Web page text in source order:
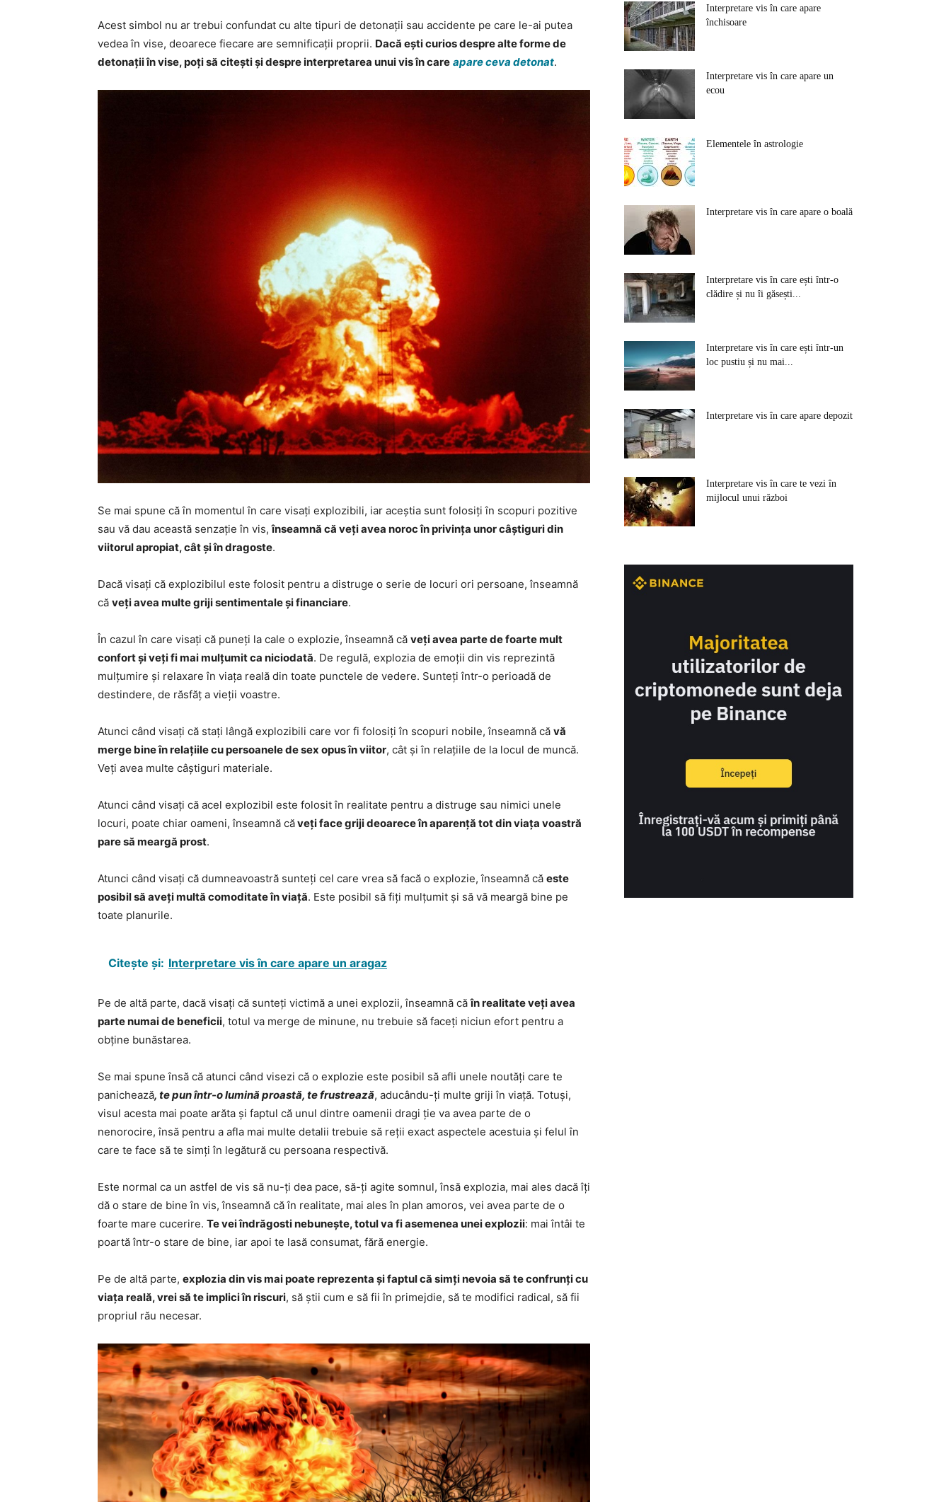
Acest simbol nu ar trebui confundat cu alte tipuri de detonații sau accidente pe care le-ai putea
vedea în vise, deoarece fiecare are semnificații proprii. Dacă ești curios despre alte forme de
detonații în vise, poți să citești și despre interpretarea unui vis în care apare ceva detonat.
Se mai spune că în momentul în care visați explozibili, iar aceștia sunt folosiți în scopuri pozitive
sau vă dau această senzație în vis,înseamnă că veți avea noroc în privința unor câștiguri din
viitorul apropiat, cât și în dragoste.
Dacă visați că explozibilul este folosit pentru a distruge o serie de locuri ori persoane, înseamnă
că veți avea multe griji sentimentale și financiare.
În cazul în care visați că puneți la cale o explozie, înseamnă că veți avea parte de foarte mult
confort și veți fi mai mulțumit ca niciodată. De regulă, explozia de emoții din vis reprezintă
mulțumire și relaxare în viața reală din toate punctele de vedere. Sunteți într-o perioadă de
destindere, de răsfăț a vieții voastre.
Atunci când visați că stați lângă explozibili care vor fi folosiți în scopuri nobile, înseamnă că vă
merge bine în relațiile cu persoanele de sex opus în viitor, cât și în relațiile de la locul de muncă.
Veți avea multe câștiguri materiale.
Atunci când visați că acel explozibil este folosit în realitate pentru a distruge sau nimici unele
locuri, poate chiar oameni, înseamnă căveți face griji deoarece în aparență tot din viața voastră
pare să meargă prost.
Atunci când visați că dumneavoastră sunteți cel care vrea să facă o explozie, înseamnă că este
posibil să aveți multă comoditate în viață. Este posibil să fiți mulțumit și să vă meargă bine pe
toate planurile.
Citește și: Interpretare vis în care apare un aragaz
Pe de altă parte, dacă visați că sunteți victimă a unei explozii, înseamnă căîn realitate veți avea
parte numai de beneficii, totul va merge de minune, nu trebuie să faceți niciun efort pentru a
obține bunăstarea.
Se mai spune însă că atunci când visezi că o explozie este posibil să afli unele noutăți care te
panichează, te pun într-o lumină proastă, te frustrează, aducându-ți multe griji în viață. Totuși,
visul acesta mai poate arăta și faptul că unul dintre oamenii dragi ție va avea parte de o
nenorocire, însă pentru a afla mai multe detalii trebuie să reții exact aspectele acestuia și felul în
care te face să te simți în legătură cu persoana respectivă.
Este normal ca un astfel de vis să nu-ți dea pace, să-ți agite somnul, însă explozia, mai ales dacă îți
dă o stare de bine în vis, înseamnă că în realitate, mai ales în plan amoros, vei avea parte de o
foarte mare cucerire. Te vei îndrăgosti nebunește, totul va fi asemenea unei explozii: mai întâi te
poartă într-o stare de bine, iar apoi te lasă consumat, fără energie.
Pe de altă parte, explozia din vis mai poate reprezenta și faptul că simți nevoia să te confrunți cu
viața reală, vrei să te implici în riscuri, să știi cum e să fii în primejdie, să te modifici radical, să fii
propriul rău necesar.
Interpretare vis în care apare
închisoare
Interpretare vis în care apare un
ecou
Elementele în astrologie
Interpretare vis în care apare o boală
Interpretare vis în care ești într-o
clădire și nu îi găsești...
Interpretare vis în care ești într-un
loc pustiu și nu mai...
Interpretare vis în care apare depozit
Interpretare vis în care te vezi în
mijlocul unui război